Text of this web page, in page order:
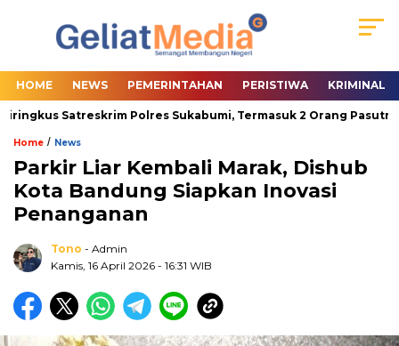
HOME NEWS PEMERINTAHAN PERISTIWA KRIMINAL
Satreskrim Polres Sukabumi, Termasuk 2 Orang Pasutri
Home / News
Parkir Liar Kembali Marak, Dishub
Kota Bandung Siapkan Inovasi
Penanganan
Tono - Admin
Kamis, 16 April 2026 - 16:31 WIB